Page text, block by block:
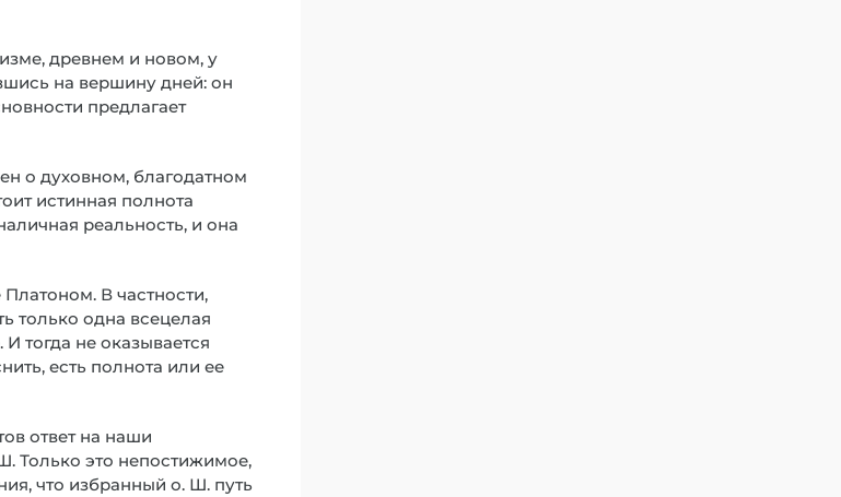
древнем и новом, у
на вершину дней: он
предлагает
о духовном, благодатном
истинная полнота
реальность, и она
В частности,
только одна всецелая
тогда не оказывается
есть полнота или ее
ответ на наши
Только это непостижимое,
что избранный о. Ш. путь